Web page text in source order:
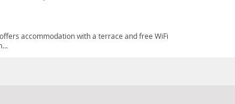
accommodation with a terrace and free WiFi